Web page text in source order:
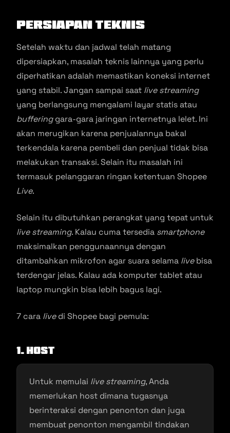
Persiapan Teknis
Setelah waktu dan jadwal telah matang
dipersiapkan, masalah teknis lainnya yang perlu
diperhatikan adalah memastikan koneksi internet
yang stabil. Jangan sampai saat live streaming
yang berlangsung mengalami layar statis atau
bufferinggara-gara jaringan internetnya lelet. Ini
akan merugikan karena penjualannya bakal
terkendala karena pembeli dan penjual tidak bisa
melakukan transaksi. Selain itu masalah ini
termasuk pelanggaran ringan ketentuan Shopee
Live.
Selain itu dibutuhkan perangkat yang tepat untuk
live streaming. Kalau cuma tersedia smartphone
maksimalkan penggunaannya dengan
ditambahkan mikrofon agar suara selama livebisa
terdengar jelas. Kalau ada komputer tablet atau
laptop mungkin bisa lebih bagus lagi.
7 cara livedi Shopee bagi pemula:
1. Host
Untuk memulai live streaming, Anda
memerlukan host dimana tugasnya
berinteraksi dengan penonton dan juga
membuat penonton mengambil tindakan